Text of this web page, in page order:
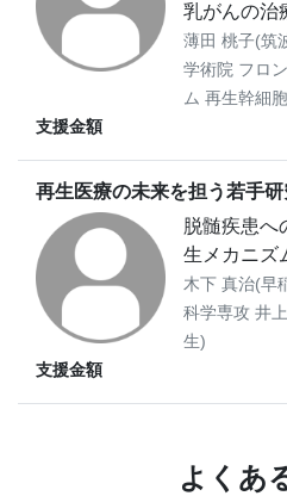
乳がんの治
薄田 桃子(筑
学術院 フロ
ム 再生幹細
支援金額
再生医療の未来を担う若手研
脱髄疾患へ
生メカニズ
木下 真治(早
科学専攻 井
生)
支援金額
よくあ